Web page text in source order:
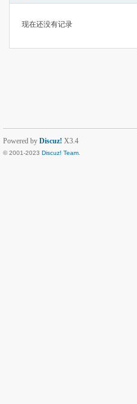
现在还没有记录
Powered by Discuz! X3.4
© 2001-2023 Discuz! Team